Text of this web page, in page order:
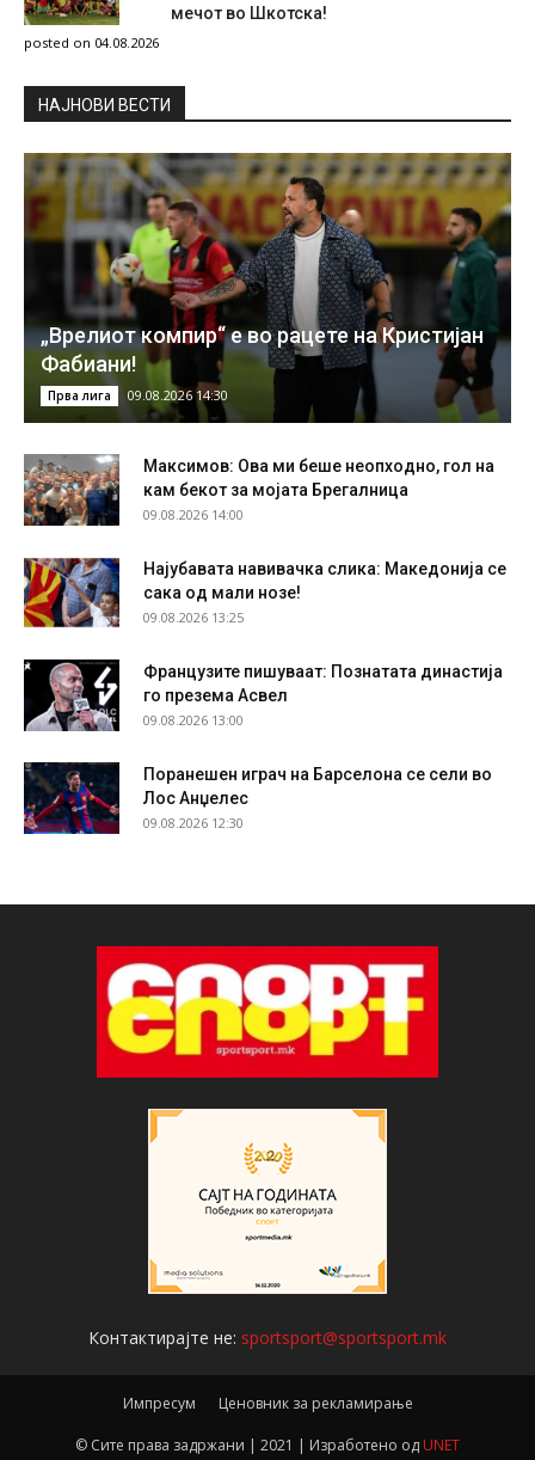
мечот во Шкотска!
posted on 04.08.2026
НAЈНОВИ ВЕСТИ
„Врелиот компир“ е во рацете на Кристијан
Фабиани!
Прва лига 09.08.2026 14:30
Максимов: Ова ми беше неопходно, гол на
кам бекот за мојата Брегалница
09.08.2026 14:00
Најубавата навивачка слика: Македонија се
сака од мали нозе!
09.08.2026 13:25
Французите пишуваат: Познатата династија
го презема Асвел
09.08.2026 13:00
Поранешен играч на Барселона се сели во
Лос Анџелес
09.08.2026 12:30
Контактирајте не: sportsport@sportsport.mk
Импресум Ценовник за рекламирање
© Сите права задржани | 2021 | Изработено од UNET